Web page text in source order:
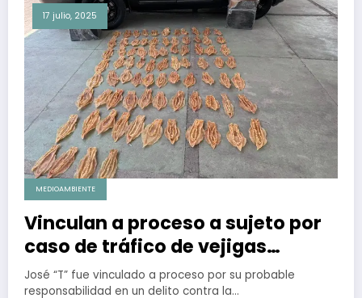
17 julio, 2025
MEDIOAMBIENTE
Vinculan a proceso a sujeto por
caso de tráfico de vejigas
natatorias de Totoaba
José “T” fue vinculado a proceso por su probable
responsabilidad en un delito contra la…